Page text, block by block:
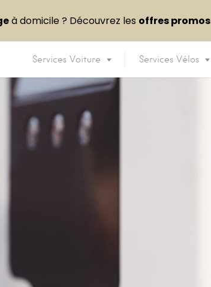
Services Voiture Services Vélos
à domicile ? Découvrez les offres promos